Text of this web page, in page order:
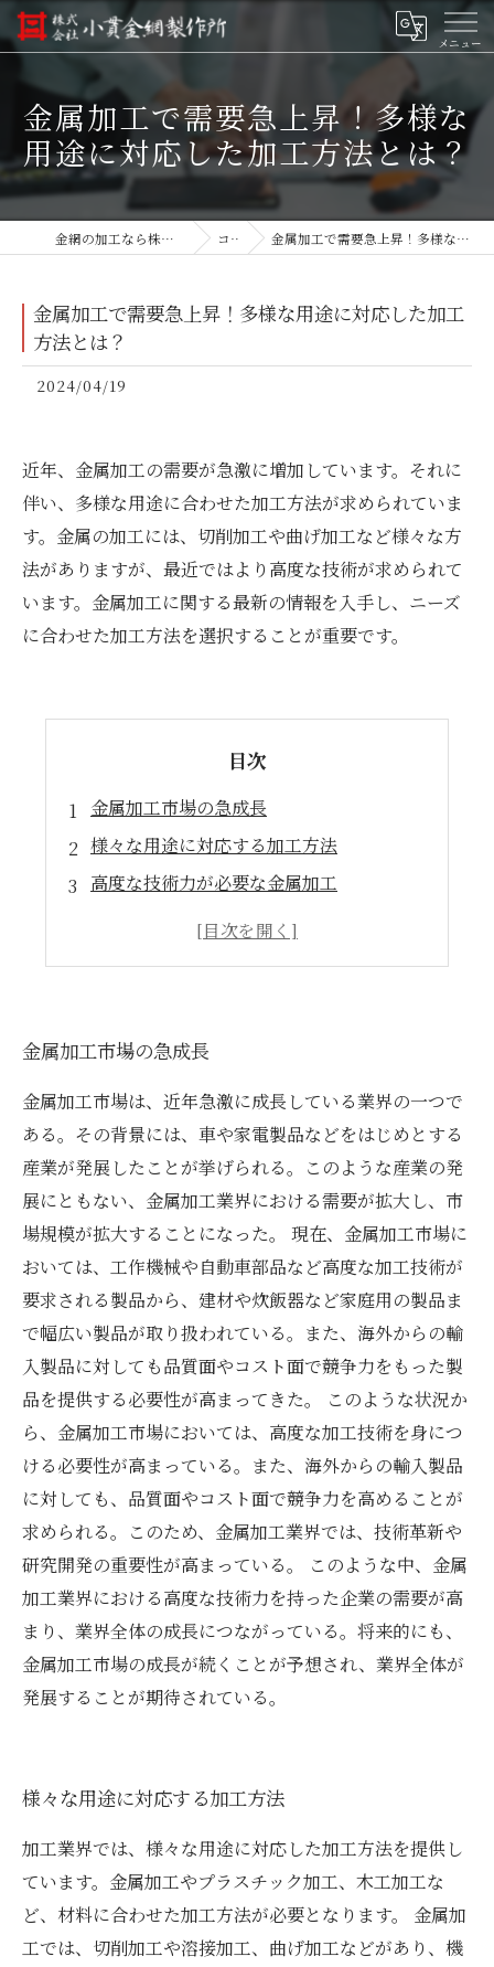
金属加工で需要急上昇！多様な
用途に対応した加工方法とは？
金網の加工なら株式会社小貫金網製作所 コラム 金属加工で需要急上昇！多様な用途に対応した加工方法とは？
金属加工で需要急上昇！多様な用途に対応した加工
方法とは？
2024/04/19
近年、金属加工の需要が急激に増加しています。それに
伴い、多様な用途に合わせた加工方法が求められていま
す。金属の加工には、切削加工や曲げ加工など様々な方
法がありますが、最近ではより高度な技術が求められて
います。金属加工に関する最新の情報を入手し、ニーズ
に合わせた加工方法を選択することが重要です。
目次
金属加工市場の急成長
様々な用途に対応する加工方法
高度な技術力が必要な金属加工
新しい加工技術の開発
金属加工市場の急成長
金属加工市場は、近年急激に成長している業界の一つで
ある。その背景には、車や家電製品などをはじめとする
産業が発展したことが挙げられる。このような産業の発
展にともない、金属加工業界における需要が拡大し、市
場規模が拡大することになった。 現在、金属加工市場に
おいては、工作機械や自動車部品など高度な加工技術が
要求される製品から、建材や炊飯器など家庭用の製品ま
で幅広い製品が取り扱われている。また、海外からの輸
入製品に対しても品質面やコスト面で競争力をもった製
品を提供する必要性が高まってきた。 このような状況か
ら、金属加工市場においては、高度な加工技術を身につ
ける必要性が高まっている。また、海外からの輸入製品
に対しても、品質面やコスト面で競争力を高めることが
求められる。このため、金属加工業界では、技術革新や
研究開発の重要性が高まっている。 このような中、金属
加工業界における高度な技術力を持った企業の需要が高
まり、業界全体の成長につながっている。将来的にも、
金属加工市場の成長が続くことが予想され、業界全体が
発展することが期待されている。
様々な用途に対応する加工方法
加工業界では、様々な用途に対応した加工方法を提供し
ています。金属加工やプラスチック加工、木工加工な
ど、材料に合わせた加工方法が必要となります。 金属加
工では、切削加工や溶接加工、曲げ加工などがあり、機